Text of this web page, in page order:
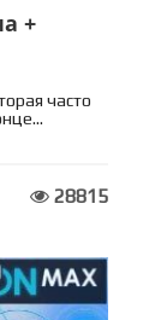
+
часто
28815